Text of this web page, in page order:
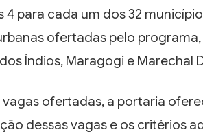
4 para cada um dos 32
ofertadas pelo
Índios, Maragogi e Marechal
vagas ofertadas, a portaria
dessas vagas e os critérios